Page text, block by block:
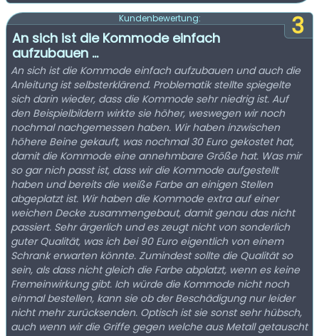
3
Kundenbewertung:
An sich ist die Kommode einfach
aufzubauen ...
An sich ist die Kommode einfach aufzubauen und auch die
Anleitung ist selbsterklärend. Problematik stellte spiegelte
sich darin wieder, dass die Kommode sehr niedrig ist. Auf
den Beispielbildern wirkte sie höher, weswegen wir noch
nochmal nachgemessen haben. Wir haben inzwischen
höhere Beine gekauft, was nochmal 30 Euro gekostet hat,
damit die Kommode eine annehmbare Größe hat. Was mir
so gar nich passt ist, dass wir die Kommode aufgestellt
haben und bereits die weiße Farbe an einigen Stellen
abgeplatzt ist. Wir haben die Kommode extra auf einer
weichen Decke zusammengebaut, damit genau das nicht
passiert. Sehr ärgerlich und es zeugt nicht von sonderlich
guter Qualität, was ich bei 90 Euro eigentlich von einem
Schrank erwarten könnte. Zumindest sollte die Qualität so
sein, als dass nicht gleich die Farbe abplatzt, wenn es keine
Fremeinwirkung gibt. Ich würde die Kommode nicht noch
einmal bestellen, kann sie ob der Beschädigung nur leider
nicht mehr zurücksenden. Optisch ist sie sonst sehr hübsch,
auch wenn wir die Griffe gegen welche aus Metall getauscht